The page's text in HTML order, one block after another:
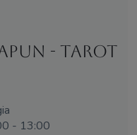
- Tarot
- 13:00